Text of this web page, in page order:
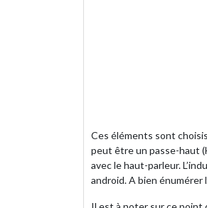
Ces éléments sont
peut être un passe-haut
avec le haut-parleur.
android. A bien